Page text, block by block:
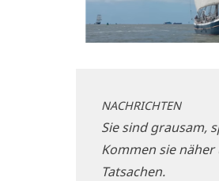
NACHRICHTEN
Sie sind grau­sam,
Kom­men sie
Tatsachen.